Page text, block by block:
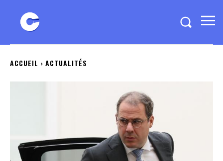
ACCUEIL ACTUALITÉS